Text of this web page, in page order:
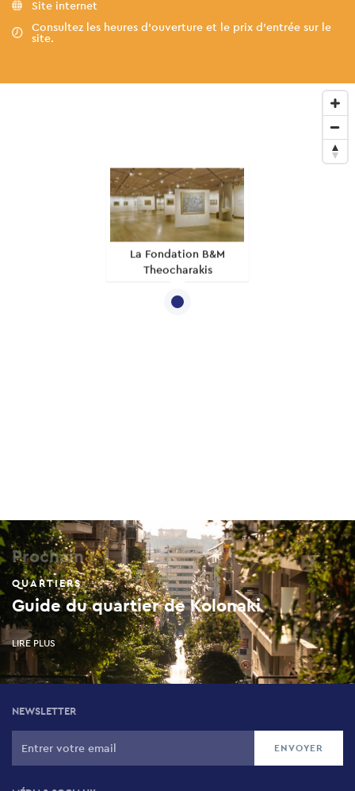
Site internet
Consultez les heures d'ouverture et le prix d'entrée sur le
site.
La Fondation B&M
Theocharakis
Prochain
QUARTIERS
Guide du quartier de Kolonaki
LIRE PLUS
NEWSLETTER